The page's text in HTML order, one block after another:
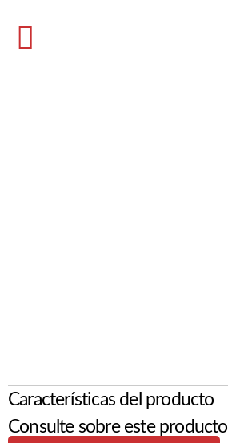
Características del producto
Consulte sobre este producto